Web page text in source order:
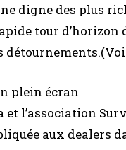
digne des plus
tour
plein écran
et l’association
aux dealers